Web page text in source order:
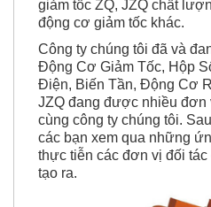
giảm tốc ZQ, JZQ chất
động cơ giảm tốc khác.
Công ty chúng tôi đã và
Động Cơ Giảm Tốc, Hộp
Điện, Biến Tần, Động Cơ
JZQ đang được nhiều đơn
cùng công ty chúng tôi.
các bạn xem qua những
thực tiễn các đơn vị đối
tạo ra.